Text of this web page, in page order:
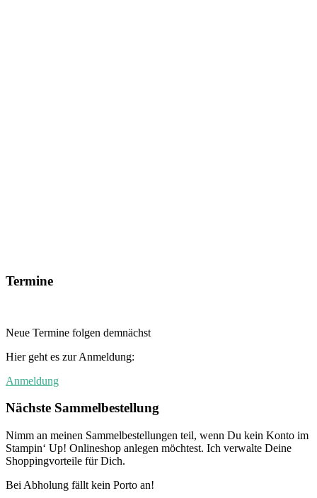
Termine
Neue Termine folgen demnächst
Hier geht es zur Anmeldung:
Anmeldung
Nächste Sammelbestellung
Nimm an meinen Sammelbestellungen teil, wenn Du kein Konto im
Stampin‘ Up! Onlineshop anlegen möchtest. Ich verwalte Deine
Shoppingvorteile für Dich.
Bei Abholung fällt kein Porto an!